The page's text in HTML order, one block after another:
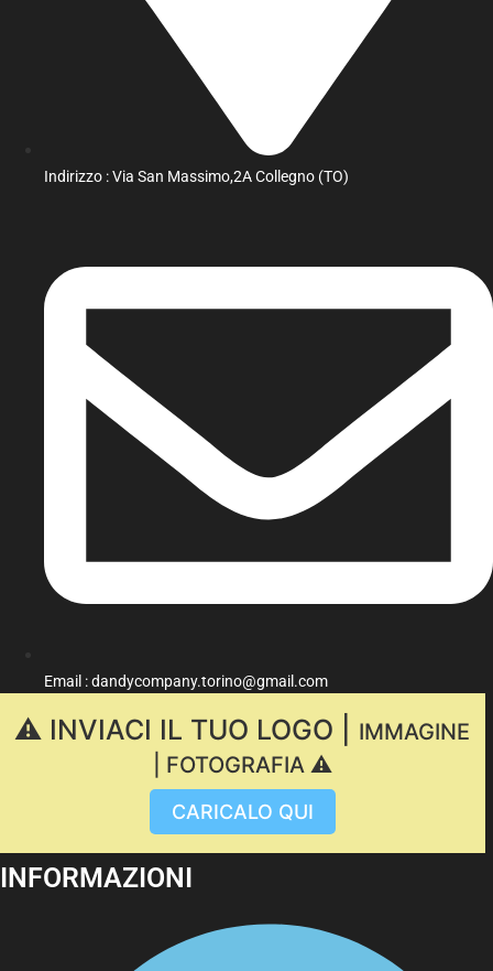
Indirizzo : Via San Massimo,2A Collegno (TO)
Email : dandycompany.torino@gmail.com
⚠️ INVIACI IL TUO LOGO |
IMMAGINE
| FOTOGRAFIA ⚠️
CARICALO QUI
INFORMAZIONI